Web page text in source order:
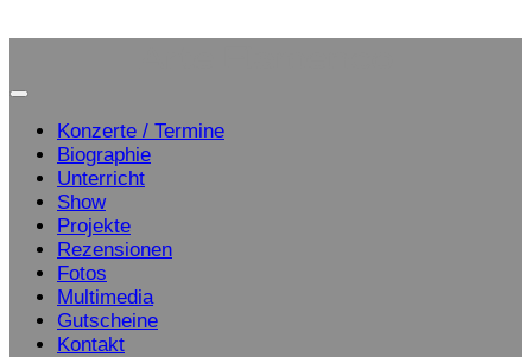
springen
Konzerte / Termine
Biographie
Unterricht
Show
Projekte
Rezensionen
Fotos
Multimedia
Gutscheine
Kontakt